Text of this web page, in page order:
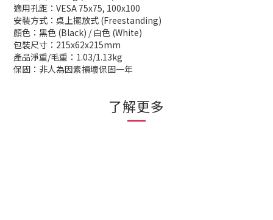
適用孔距：VESA 75x75, 100x100
安裝方式：桌上擺放式 (Freestanding)
顏色：黑色 (Black) / 白色 (White)
包裝尺寸：215x62x215mm
產品淨重/毛重：1.03/1.13kg
保固：非人為因素損壞保固一年
了解更多